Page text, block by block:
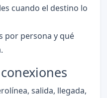
cuando el destino lo
por persona y qué
salida, llegada,